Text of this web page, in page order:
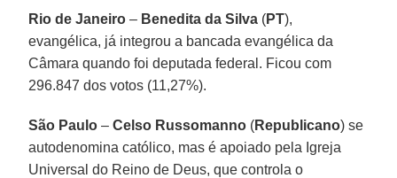
Rio de Janeiro – Benedita da Silva (PT),
evangélica, já integrou a bancada evangélica da
Câmara quando foi deputada federal. Ficou com
296.847 dos votos (11,27%).
São Paulo –Celso Russomanno (Republicano) se
autodenomina católico, mas é apoiado pela Igreja
Universal do Reino de Deus, que controla o